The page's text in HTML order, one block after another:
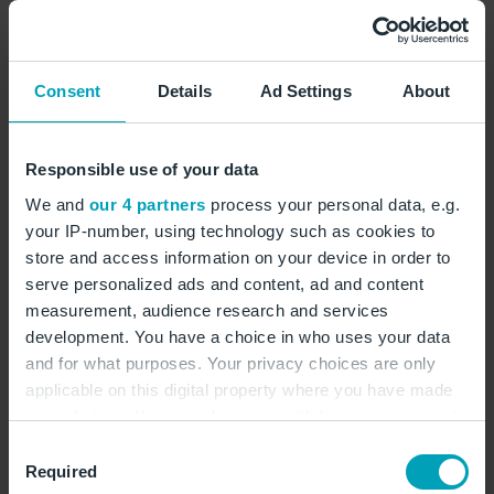
Consent Details Ad Settings About
Responsible use of your data
We and our 4 partners process your personal data, e.g.
your IP-number, using technology such as cookies to
store and access information on your device in order to
serve personalized ads and content, ad and content
measurement, audience research and services
development. You have a choice in who uses your data
and for what purposes. Your privacy choices are only
applicable on this digital property where you have made
your choices. You can change or withdraw your consent
the Privacy trigger icon.
Selection
Required
Elektro-/ Automation /Prozessleittechnik
Spezialfahrzeuge
Halbzeuge / Werkzeuge
Hilfs- und Betriebsstoffe
Infrastrukturelle Dienstleistungen
Instandhaltung/ -setzung
IT-Software
IT-Hardware
Marketing
Beratung